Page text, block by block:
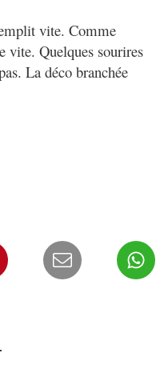
vite. Comme
vite. Quelques sourires
La déco branchée